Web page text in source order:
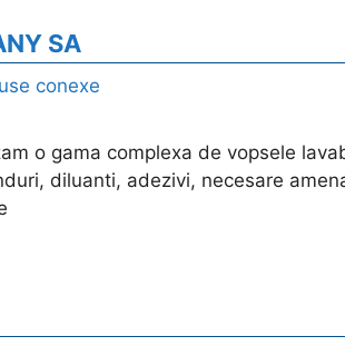
SA
conexe
o gama complexa de vopsele
diluanti, adezivi, necesare